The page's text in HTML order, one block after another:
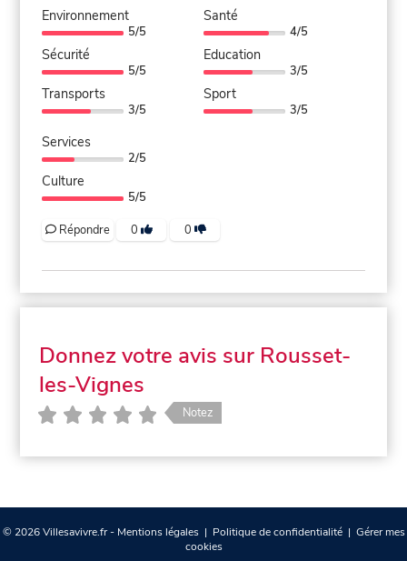
Environnement
5/5
Sécurité
5/5
Transports
3/5
Santé
4/5
Education
3/5
Sport
3/5
Services
2/5
Culture
5/5
Répondre 0 0
Donnez votre avis sur Rousset-
les-Vignes
Notez
© 2026 Villesavivre.fr - Mentions légales| Politique de confidentialité| Gérer mes
cookies